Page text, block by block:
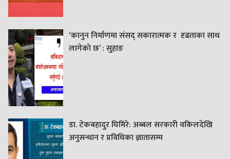
‘कानुन निर्माणमा संसद् सकारात्मक र दृढताका साथ
लागेको छ’ : सुहाङ
डा. टेकबहादुर घिमिरे: अब्बल सरकारी वकिलदेखि
अनुसन्धान र प्रविधिका ज्ञातासम्म